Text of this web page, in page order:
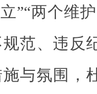
立”“两个维
范、违反
与氛围，